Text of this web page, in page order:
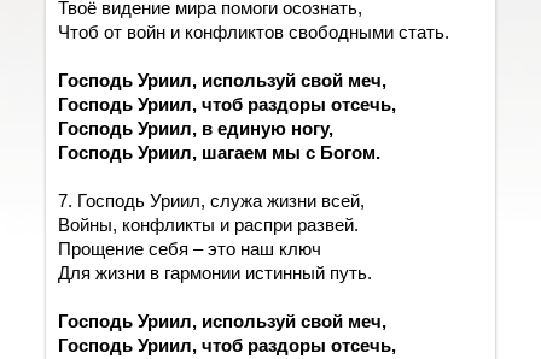
Твоё видение мира помоги осознать,
Чтоб от войн и конфликтов свободными стать.
Господь Уриил, используй свой меч,
Господь Уриил, чтоб раздоры отсечь,
Господь Уриил, в единую ногу,
Господь Уриил, шагаем мы с Богом.
7. Господь Уриил, служа жизни всей,
Войны, конфликты и распри развей.
Прощение себя–это наш ключ
Для жизни в гармонии истинный путь.
Господь Уриил, используй свой меч,
Господь Уриил, чтоб раздоры отсечь,